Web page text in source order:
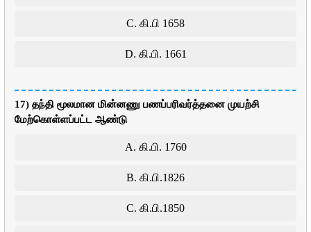
C. கி.பி 1658
D. கி.பி. 1661
17) தந்தி மூலமான மின்னணு பணப்பரிவர்த்தனை முயற்சி
மேற்கொள்ளப்பட்ட ஆண்டு
A. கி.பி. 1760
B. கி.பி.1826
C. கி.பி.1850